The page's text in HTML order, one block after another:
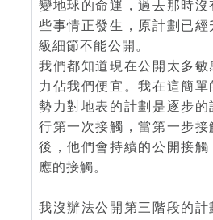
變地球的命運，過去那時沒
些事情正發生，原計劃已
級細節不能公開。
我們都知道現在公開太多
力佔我們便宜。我在這簡單
勢力對地表的計劃是逐步的
行第一次接觸，當第一步接
後，他們會持續的公開接
應的接觸。
我沒辦法公開第三階段的